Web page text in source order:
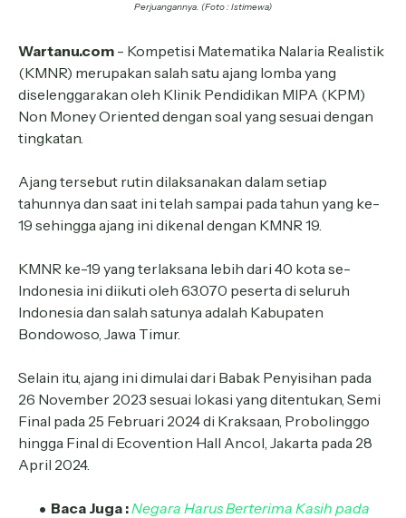
Perjuangannya. (Foto : Istimewa)
Wartanu.com - Kompetisi Matematika Nalaria Realistik
(KMNR) merupakan salah satu ajang lomba yang
diselenggarakan oleh Klinik Pendidikan MIPA (KPM)
Non Money Oriented dengan soal yang sesuai dengan
tingkatan.
Ajang tersebut rutin dilaksanakan dalam setiap
tahunnya dan saat ini telah sampai pada tahun yang ke-
19 sehingga ajang ini dikenal dengan KMNR 19.
KMNR ke-19 yang terlaksana lebih dari 40 kota se-
Indonesia ini diikuti oleh 63.070 peserta di seluruh
Indonesia dan salah satunya adalah Kabupaten
Bondowoso, Jawa Timur.
Selain itu, ajang ini dimulai dari Babak Penyisihan pada
26 November 2023 sesuai lokasi yang ditentukan, Semi
Final pada 25 Februari 2024 di Kraksaan, Probolinggo
hingga Final di Ecovention Hall Ancol, Jakarta pada 28
April 2024.
Baca Juga :Negara Harus Berterima Kasih pada